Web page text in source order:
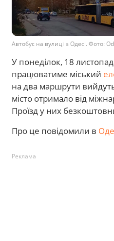
Автобус на вулиці в Одесі. Фото:
У понеділок, 18
працюватиме міський
на два маршрути
місто отримало від
Проїзд у них
Про це повідомили в
Реклама